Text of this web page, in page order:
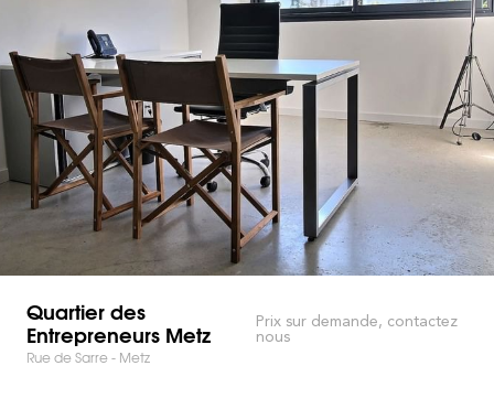
Quartier des
Entrepreneurs Metz
Rue de Sarre - Metz
Prix sur demande, contactez
nous